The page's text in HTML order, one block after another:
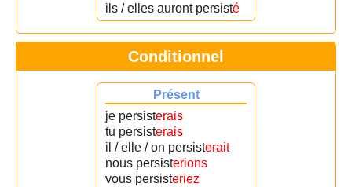
ils / elles auront persisté
Conditionnel
Présent
je persisterais
tu persisterais
il / elle / on persisterait
nous persisterions
vous persisteriez